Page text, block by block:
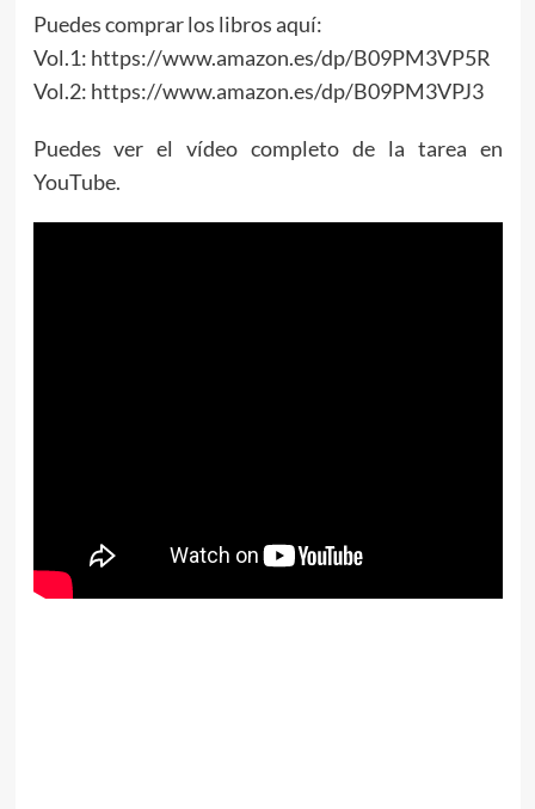
Puedes comprar los libros aquí:
Vol.1: https://www.amazon.es/dp/B09PM3VP5R
Vol.2: https://www.amazon.es/dp/B09PM3VPJ3
Puedes ver el vídeo completo de la tarea en
YouTube.